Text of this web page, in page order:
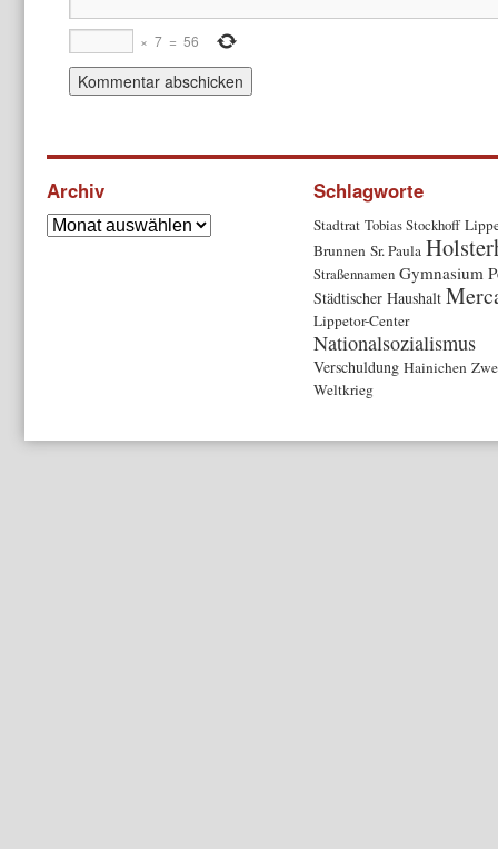
× 7 = 56
Archiv Schlagworte
Stadtrat Tobias Stockhoff
Brunnen Sr. Paula
Straßennamen Gymnasium
Städtischer Haushalt
Lippetor-Center
Nationalsozialismus
Verschuldung Hainichen
Weltkrieg